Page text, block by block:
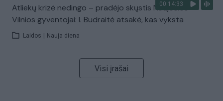
00:14:33
Atliekų krizė nedingo – pradėjo skųstis Naujosios
Vilnios gyventojai: I. Budraitė atsakė, kas vyksta
Laidos Nauja diena
Visi įrašai